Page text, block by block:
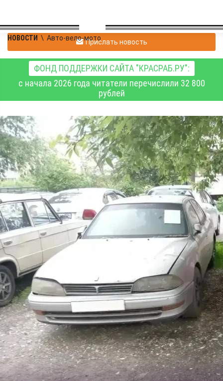
НОВОСТИ \ Авто-вело-мотоПрислать новость
ФОНД ПОДДЕРЖКИ САЙТА "КРАСРАБ.РУ":
с начала 2026 года читатели перечислили 32 800
рублей
С начала 2026 года
улицы и дворы
Красноярска очистили
более чем от 300
брошенных машин
Авто-вело-мото
05.07.2026 16:15
7